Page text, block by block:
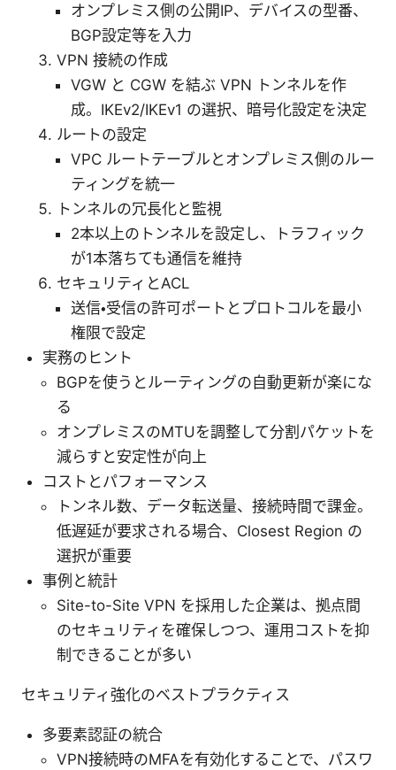
オンプレミス側の公開IP、デバイスの型番、
BGP設定等を入力
VPN 接続の作成
VGW と CGW を結ぶ VPN トンネルを作
成。IKEv2/IKEv1 の選択、暗号化設定を決定
ルートの設定
VPC ルートテーブルとオンプレミス側のルー
ティングを統一
トンネルの冗長化と監視
2本以上のトンネルを設定し、トラフィック
が1本落ちても通信を維持
セキュリティとACL
送信・受信の許可ポートとプロトコルを最小
権限で設定
実務のヒント
BGPを使うとルーティングの自動更新が楽にな
る
オンプレミスのMTUを調整して分割パケットを
減らすと安定性が向上
コストとパフォーマンス
トンネル数、データ転送量、接続時間で課金。
低遅延が要求される場合、Closest Region の
選択が重要
事例と統計
Site-to-Site VPN を採用した企業は、拠点間
のセキュリティを確保しつつ、運用コストを抑
制できることが多い
セキュリティ強化のベストプラクティス
多要素認証の統合
VPN接続時のMFAを有効化することで、パスワ